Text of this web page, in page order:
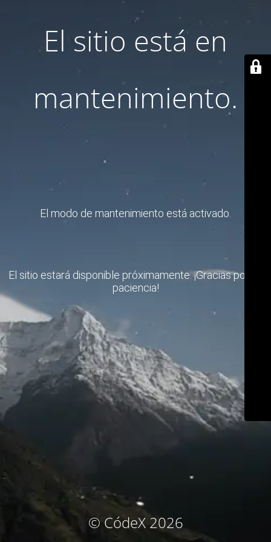
El sitio está en
mantenimiento.
El modo de mantenimiento está activado.
El sitio estará disponible próximamente. ¡Gracias por su
paciencia!
© CódeX 2026